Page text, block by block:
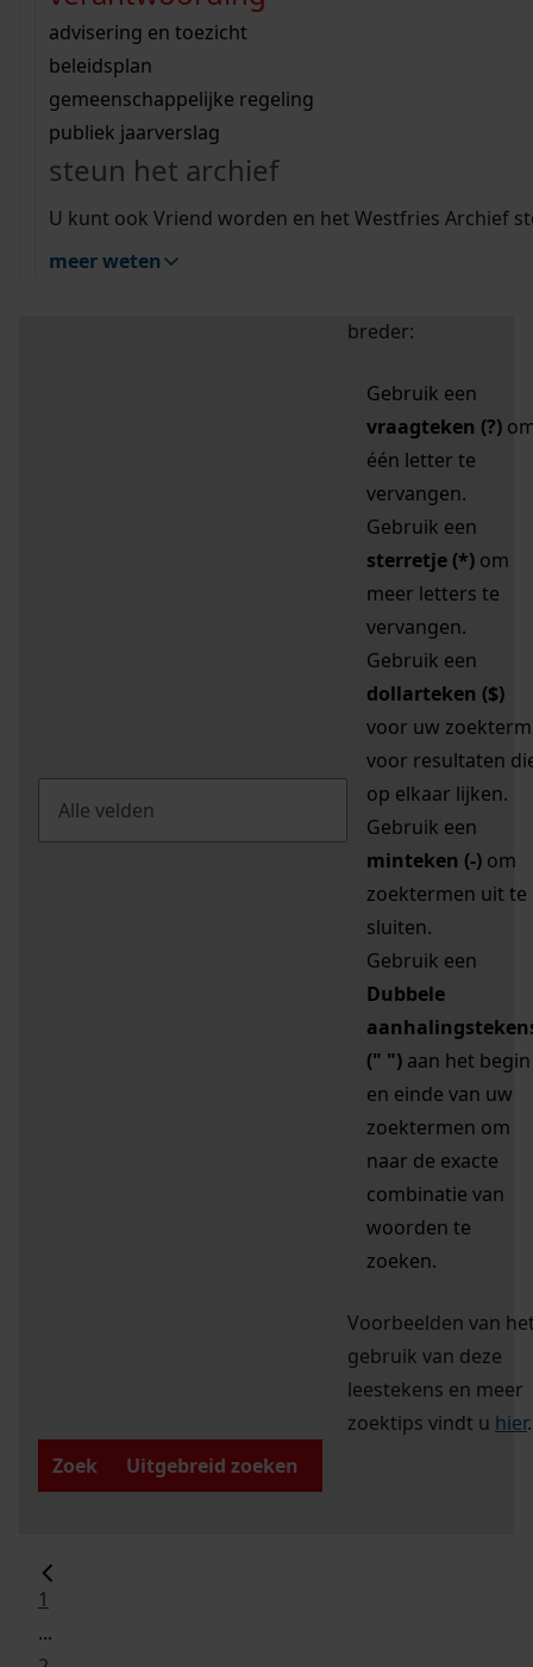
bouwvergunningen
omgevingsvergunningen
vergunningen
beeld en geluid
uitleg nodig?
Wij helpen u op weg met een aantal zoektips.
bekijk alle zoektips
Wij helpen u op weg met een aantal zoektips.
bekijk alle zoektips
bekijk ons geschiedenislokaal
advisering en toezicht
beleidsplan
gemeenschappelijke regeling
publiek jaarverslag
steun het archief
U kunt ook Vriend worden en het Westfries Archief
meer weten
zoektips
Mijn Studiezaal (inloggen)
uw zoekopdracht te
breder:
Gebruik een
vraagteken (?)
één letter te
vervangen.
Gebruik een
sterretje (*) om
meer letters te
vervangen.
Gebruik een
dollarteken ($)
voor uw zoekterm
voor resultaten
op elkaar lijken.
Gebruik een
minteken (-) om
zoektermen uit te
sluiten.
Gebruik een
Dubbele
(" ") aan het begin
en einde van uw
zoektermen om
naar de exacte
combinatie van
woorden te
zoeken.
Voorbeelden van
gebruik van deze
leestekens en meer
zoektips vindt u hier.
Zoek
Uitgebreid zoeken
1
...